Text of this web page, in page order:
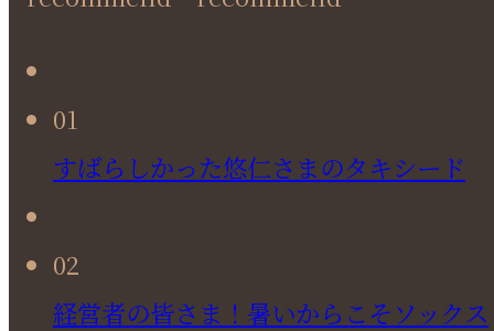
01
すばらしかった悠仁さまのタキシード
02
経営者の皆さま！暑いからこそソックス